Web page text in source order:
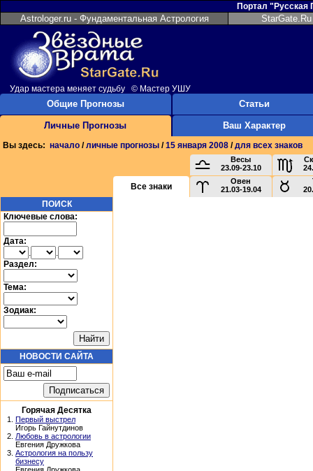
Портал "Русская
Astrologer.ru - Фундаментальная Астрология
Удар мастера меняет судьбу © Мастер УШУ
Общие Прогнозы
Личные Прогнозы
Статьи
Ваш Характер
Вы здесь: начало /личные прогнозы /15 января 2008 /для всех знаков
Весы
23.09-23.10
Все знаки
Овен
21.03-19.04
ПОИСК
Ключевые слова:
Дата:
.
.
Раздел:
Тема:
Зодиак:
НОВОСТИ САЙТА
Горячая Десятка
1. Первый выстрел
Игорь Гайнутдинов
2. Любовь в астрологии
Евгения Дружкова
3. Астрология на пользу
бизнесу